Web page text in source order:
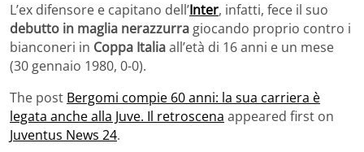
L’ex difensore e capitano dell’Inter, infatti, fece il suo
debutto in maglia nerazzurra giocando proprio contro i
bianconeri in Coppa Italiaall’età di 16 anni e un mese
(30 gennaio 1980, 0-0).
The post Bergomi compie 60 anni: la sua carriera è
legata anche alla Juve. Il retroscena appeared first on
Juventus News 24.